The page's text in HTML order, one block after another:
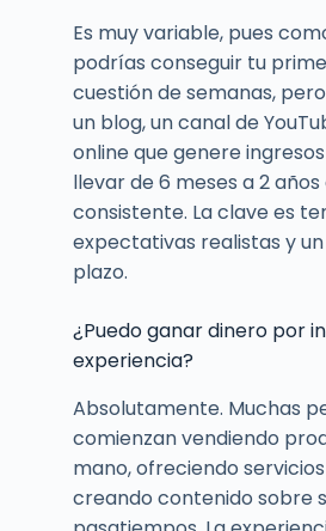
Es muy variable, pues
podrías conseguir tu
cuestión de semanas,
un blog, un canal de
online que genere
llevar de 6 meses a 2
consistente. La clave es
expectativas realistas y
plazo.
¿Puedo ganar dinero por
experiencia?
Absolutamente. Muchas
comienzan vendiendo
mano, ofreciendo
creando contenido sobre